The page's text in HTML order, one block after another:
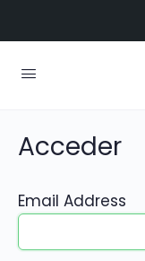
Acceder
Email Address